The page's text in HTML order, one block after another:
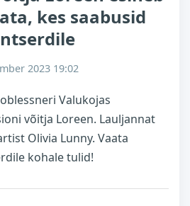
kes saabusid
2023 19:02
Valukojas
võitja Loreen. Lauljannat
Olivia Lunny. Vaata
kohale tulid!